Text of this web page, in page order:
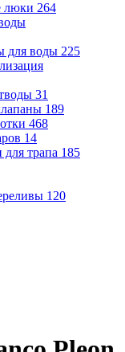
люки 264
для воды 225
31
189
468
14
трапа 185
120